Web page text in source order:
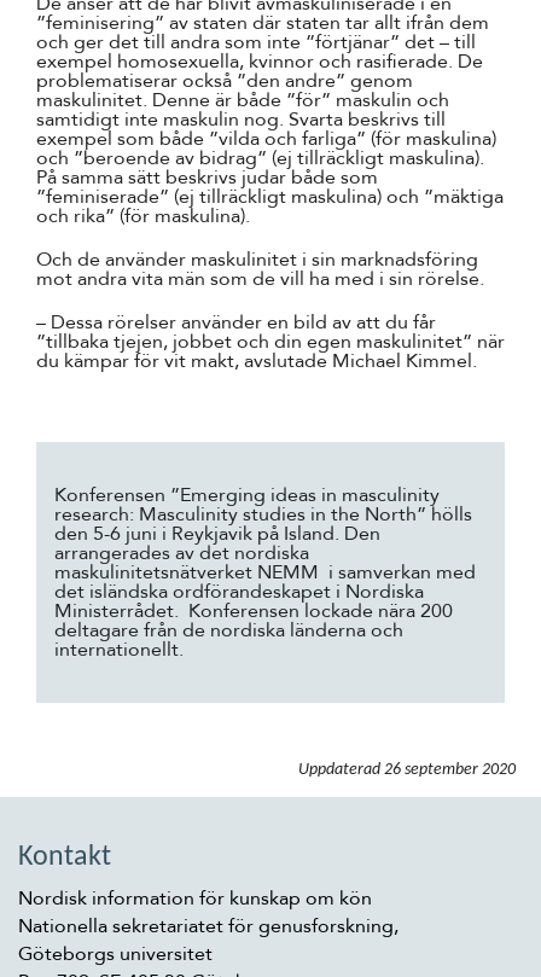
”feminisering” av staten där staten tar allt ifrån dem
och ger det till andra som inte ”förtjänar” det – till
exempel homosexuella, kvinnor och rasifierade. De
problematiserar också ”den andre” genom
maskulinitet. Denne är både ”för” maskulin och
samtidigt inte maskulin nog. Svarta beskrivs till
exempel som både ”vilda och farliga” (för maskulina)
och ”beroende av bidrag” (ej tillräckligt maskulina).
På samma sätt beskrivs judar både som
”feminiserade” (ej tillräckligt maskulina) och ”mäktiga
och rika” (för maskulina).
Och de använder maskulinitet i sin marknadsföring
mot andra vita män som de vill ha med i sin rörelse.
– Dessa rörelser använder en bild av att du får
”tillbaka tjejen, jobbet och din egen maskulinitet” när
du kämpar för vit makt, avslutade Michael Kimmel.
Konferensen ”Emerging ideas in masculinity
research: Masculinity studies in the North” hölls
den 5-6 juni i Reykjavik på Island. Den
arrangerades av det nordiska
maskulinitetsnätverket NEMM i samverkan med
det isländska ordförandeskapet i Nordiska
Ministerrådet. Konferensen lockade nära 200
deltagare från de nordiska länderna och
internationellt.
Uppdaterad 26 september 2020
Kontakt
Nordisk information för kunskap om kön
Nationella sekretariatet för genusforskning,
Göteborgs universitet